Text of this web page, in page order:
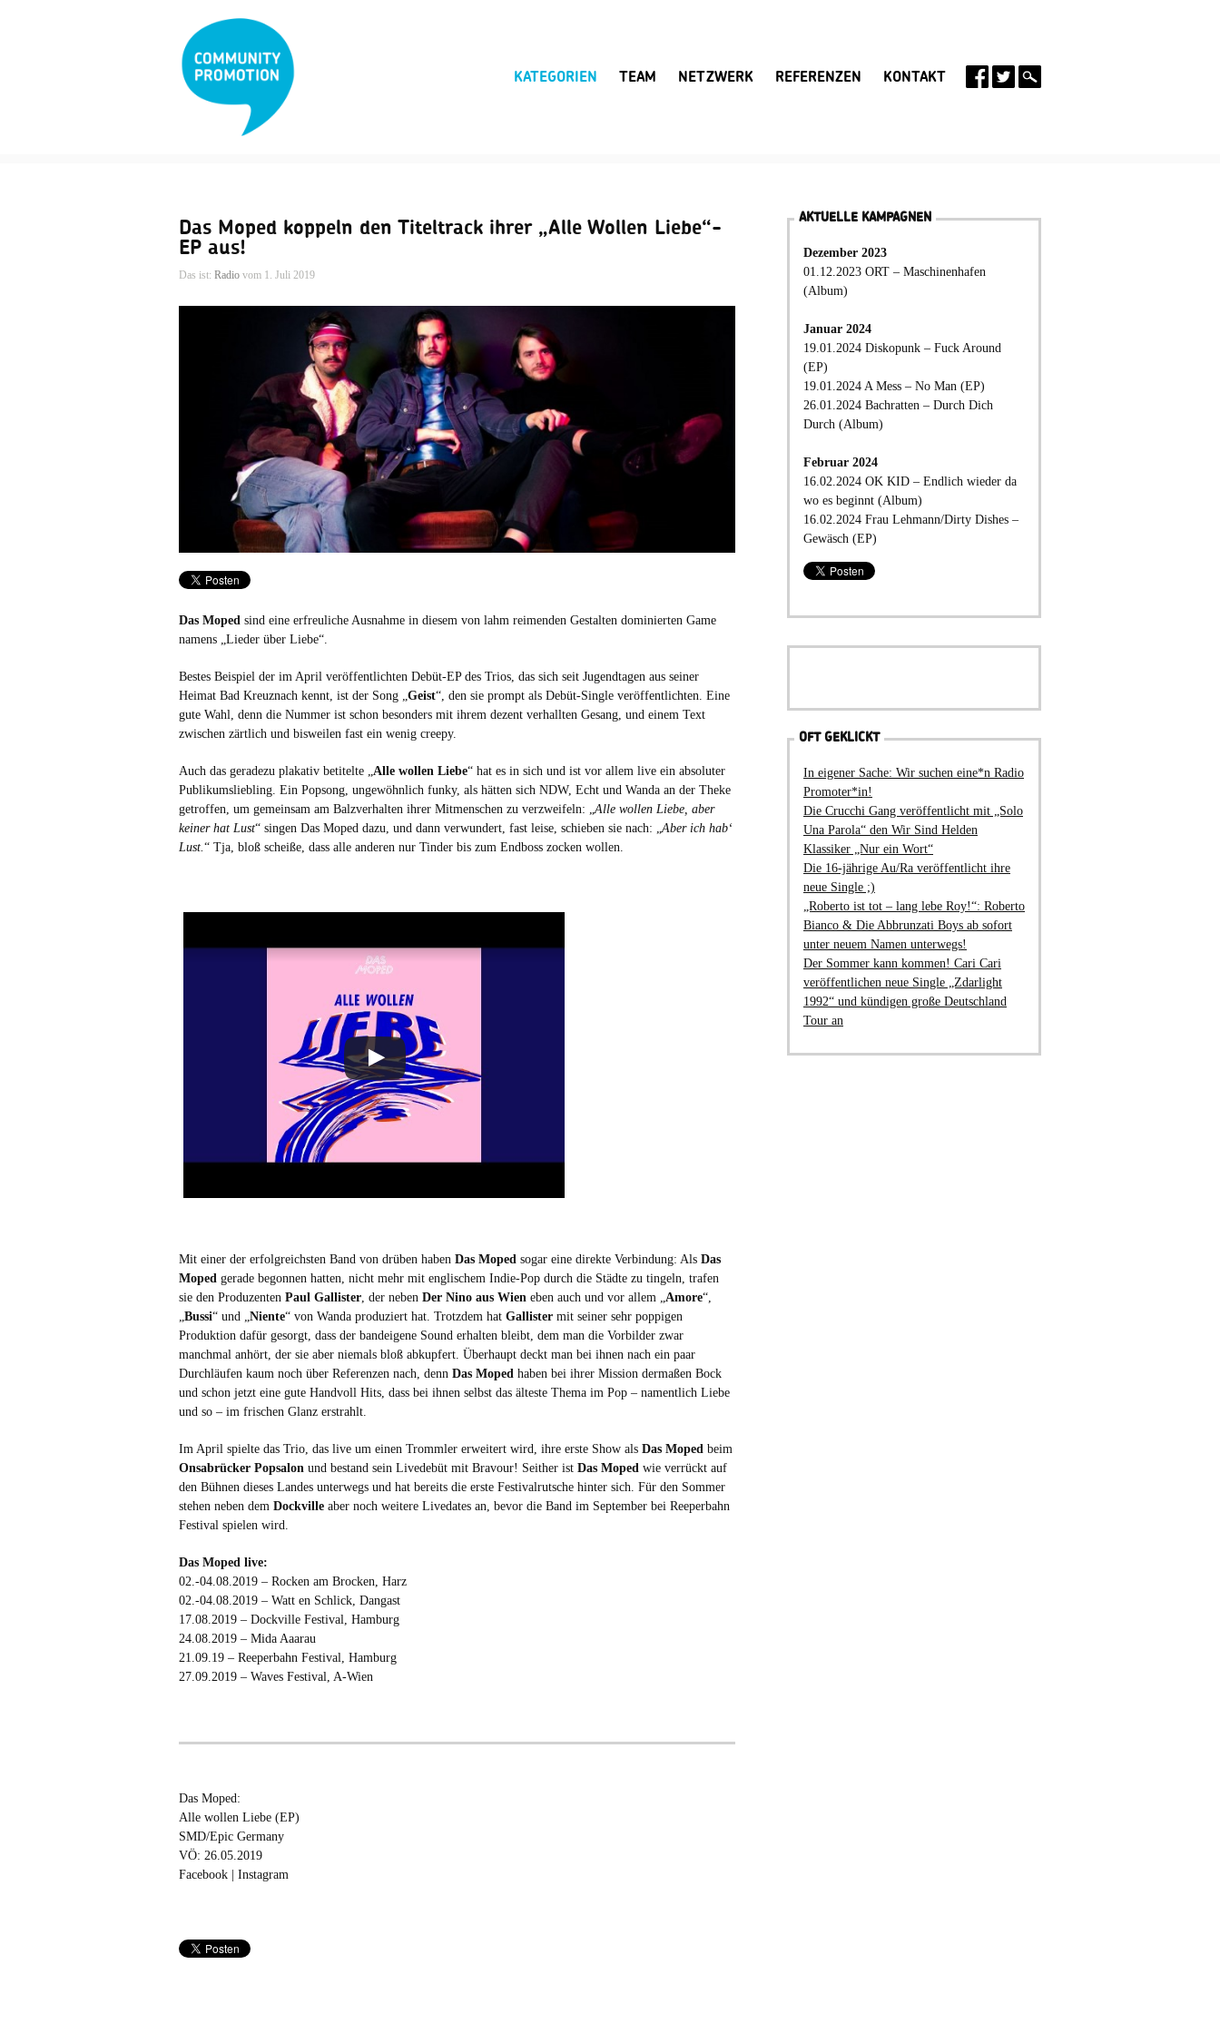
KATEGORIEN TEAM NETZWERK REFERENZEN KONTAKT
Das Moped koppeln den Titeltrack ihrer „Alle Wollen Liebe“-
EP aus!
Das ist: Radio vom 1. Juli 2019
Das Moped sind eine erfreuliche Ausnahme in diesem von lahm reimenden Gestalten dominierten Game
namens „Lieder über Liebe“.
Bestes Beispiel der im April veröffentlichten Debüt-EP des Trios, das sich seit Jugendtagen aus seiner
Heimat Bad Kreuznach kennt, ist der Song „Geist“, den sie prompt als Debüt-Single veröffentlichten. Eine
gute Wahl, denn die Nummer ist schon besonders mit ihrem dezent verhallten Gesang, und einem Text
zwischen zärtlich und bisweilen fast ein wenig creepy.
Auch das geradezu plakativ betitelte „Alle wollen Liebe“ hat es in sich und ist vor allem live ein absoluter
Publikumsliebling. Ein Popsong, ungewöhnlich funky, als hätten sich NDW, Echt und Wanda an der Theke
getroffen, um gemeinsam am Balzverhalten ihrer Mitmenschen zu verzweifeln: „Alle wollen Liebe, aber
keiner hat Lust“ singen Das Moped dazu, und dann verwundert, fast leise, schieben sie nach: „Aber ich hab‘
Lust.“ Tja, bloß scheiße, dass alle anderen nur Tinder bis zum Endboss zocken wollen.
Mit einer der erfolgreichsten Band von drüben haben Das Moped sogar eine direkte Verbindung: Als Das
Moped gerade begonnen hatten, nicht mehr mit englischem Indie-Pop durch die Städte zu tingeln, trafen
sie den Produzenten Paul Gallister, der neben Der Nino aus Wien eben auch und vor allem „Amore“,
„Bussi“ und „Niente“ von Wanda produziert hat. Trotzdem hat Gallister mit seiner sehr poppigen
Produktion dafür gesorgt, dass der bandeigene Sound erhalten bleibt, dem man die Vorbilder zwar
manchmal anhört, der sie aber niemals bloß abkupfert. Überhaupt deckt man bei ihnen nach ein paar
Durchläufen kaum noch über Referenzen nach, denn Das Moped haben bei ihrer Mission dermaßen Bock
und schon jetzt eine gute Handvoll Hits, dass bei ihnen selbst das älteste Thema im Pop – namentlich Liebe
und so – im frischen Glanz erstrahlt.
Im April spielte das Trio, das live um einen Trommler erweitert wird, ihre erste Show als Das Moped beim
Onsabrücker Popsalon und bestand sein Livedebüt mit Bravour! Seither ist Das Moped wie verrückt auf
den Bühnen dieses Landes unterwegs und hat bereits die erste Festivalrutsche hinter sich. Für den Sommer
stehen neben dem Dockville aber noch weitere Livedates an, bevor die Band im September bei Reeperbahn
Festival spielen wird.
Das Moped live:
02.-04.08.2019 – Rocken am Brocken, Harz
02.-04.08.2019 – Watt en Schlick, Dangast
17.08.2019 – Dockville Festival, Hamburg
24.08.2019 – Mida Aaarau
21.09.19 – Reeperbahn Festival, Hamburg
27.09.2019 – Waves Festival, A-Wien
Das Moped:
Alle wollen Liebe (EP)
SMD/Epic Germany
VÖ: 26.05.2019
Facebook | Instagram
AKTUELLE KAMPAGNEN
Dezember 2023
01.12.2023 ORT – Maschinenhafen
(Album)
Januar 2024
19.01.2024 Diskopunk – Fuck Around
(EP)
19.01.2024 A Mess – No Man (EP)
26.01.2024 Bachratten – Durch Dich
Durch (Album)
Februar 2024
16.02.2024 OK KID – Endlich wieder da
wo es beginnt (Album)
16.02.2024 Frau Lehmann/Dirty Dishes –
Gewäsch (EP)
OFT GEKLICKT
In eigener Sache: Wir suchen eine*n Radio
Promoter*in!
Die Crucchi Gang veröffentlicht mit „Solo
Una Parola“ den Wir Sind Helden
Klassiker „Nur ein Wort“
Die 16-jährige Au/Ra veröffentlicht ihre
neue Single ;)
„Roberto ist tot – lang lebe Roy!“: Roberto
Bianco & Die Abbrunzati Boys ab sofort
unter neuem Namen unterwegs!
Der Sommer kann kommen! Cari Cari
veröffentlichen neue Single „Zdarlight
1992“ und kündigen große Deutschland
Tour an